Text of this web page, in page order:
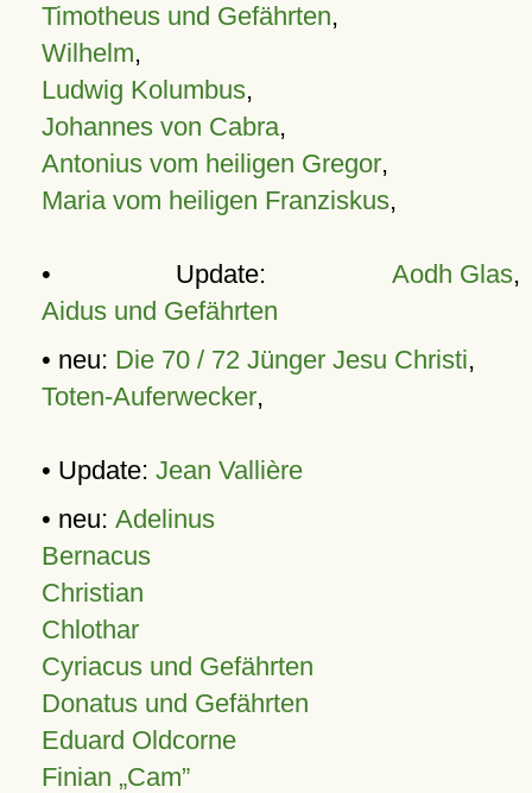
Timotheus und Gefährten,
Wilhelm,
Ludwig Kolumbus,
Johannes von Cabra,
Antonius vom heiligen Gregor,
Maria vom heiligen Franziskus,
• Update: Aodh Glas,
Aidus und Gefährten
• neu: Die 70 / 72 Jünger Jesu Christi,
Toten-Auferwecker,
• Update: Jean Vallière
• neu: Adelinus
Bernacus
Christian
Chlothar
Cyriacus und Gefährten
Donatus und Gefährten
Eduard Oldcorne
Finian Cam